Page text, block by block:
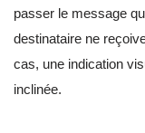
passer le message
destinataire ne
cas, une indication
inclinée.